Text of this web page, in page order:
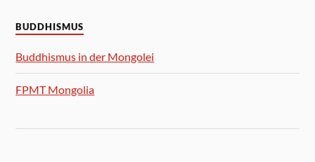
BUDDHISMUS
Buddhismus in der Mongolei
FPMT Mongolia